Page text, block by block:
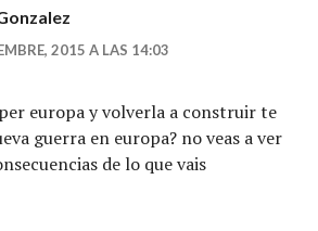
2015 A LAS 14:03
europa y volverla a construir te
guerra en europa? no veas a ver
de lo que vais